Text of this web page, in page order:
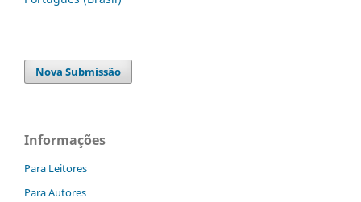
Nova Submissão
Informações
Para Leitores
Para Autores